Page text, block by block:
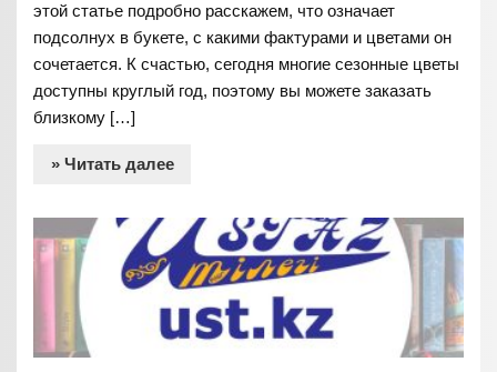
этой статье подробно расскажем, что означает
подсолнух в букете, с какими фактурами и цветами он
сочетается. К счастью, сегодня многие сезонные цветы
доступны круглый год, поэтому вы можете заказать
близкому […]
» Читать далее